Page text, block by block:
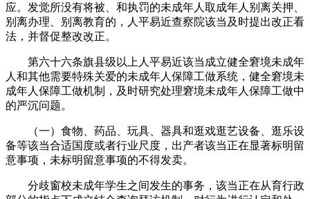
应。发觉所没有将被、和执罚的未成年人取成年人别离关押、
别离办理、别离教育的，人平易近查察院该当及时提出改正看
法，并督促整改改正。
第六十六条旗县级以上人平易近该当成立健全窘境未成年
人和其他需要特殊关爱的未成年人保障工做系统，健全窘境未
成年人保障工做机制，及时研究处理窘境未成年人保障工做中
的严沉问题。
（一）食物、药品、玩具、器具和逛戏逛艺设备、逛乐设
备等该当合适国度或者行业尺度，出产者该当正在显著标明留
意事项，未标明留意事项的不得发卖。
分歧窗校未成年学生之间发生的事务，该当正在从育行政